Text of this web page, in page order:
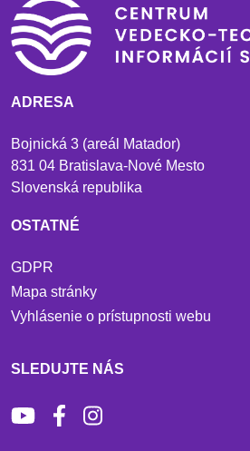
ADRESA
Bojnická 3 (areál Matador)
831 04 Bratislava-Nové Mesto
Slovenská republika
OSTATNÉ
GDPR
Mapa stránky
Vyhlásenie o prístupnosti webu
SLEDUJTE NÁS